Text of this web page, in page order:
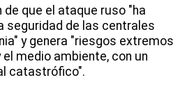
que el ataque ruso "ha
seguridad de las centrales
y genera "riesgos extremos
medio ambiente, con un
catastrófico".